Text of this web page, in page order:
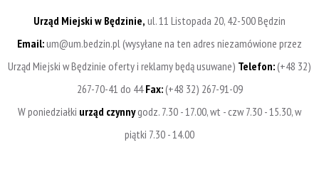
Urząd Miejski w Będzinie, ul. 11 Listopada 20, 42-500 Będzin
Email:um@um.bedzin.pl (wysyłane na ten adres niezamówione przez
Urząd Miejski w Będzinie oferty i reklamy będą usuwane) Telefon:(+48 32)
267-70-41 do 44Fax:(+48 32) 267-91-09
W poniedziałki urząd czynnygodz. 7.30 - 17.00, wt - czw 7.30 - 15.30, w
piątki 7.30 - 14.00